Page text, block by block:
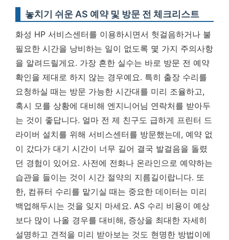
놓치기 쉬운 AS 예약 및 방문 전 체크리스트
화성 HP 서비스센터를 이용하시면서 헛걸음하거나 불
필요한 시간을 낭비하는 일이 없도록 몇 가지 주의사항
을 알려드릴게요. 가장 흔한 실수는 바로 방문 전 예약
확인을 제대로 하지 않는 경우예요. 특히 출장 수리를
요청하실 때는 방문 가능한 시간대를 미리 조율하고,
혹시 모를 상황에 대비해 엔지니어님 연락처를 받아두
는 것이 좋답니다. 얼마 전 제 친구도 급하게 프린터 드
라이버 설치를 위해 서비스센터를 방문했는데, 예약 없
이 갔다가 대기 시간이 너무 길어 결국 발걸음을 돌렸
던 경험이 있어요. 사전에 전화나 온라인으로 예약하는
습관을 들이는 것이 시간 절약의 지름길이랍니다. 또
한, 컴퓨터 수리를 맡기실 때는 중요한 데이터는 미리
백업해두시는 것을 잊지 마세요. AS 수리 비용이 예상
보다 많이 나올 경우를 대비해, 증상을 최대한 자세히
설명하고 견적을 미리 받아보는 것도 현명한 방법이에